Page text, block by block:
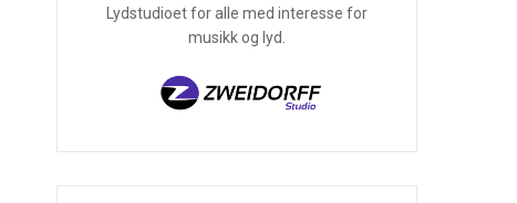
Lydstudioet for alle med interesse for
musikk og lyd.